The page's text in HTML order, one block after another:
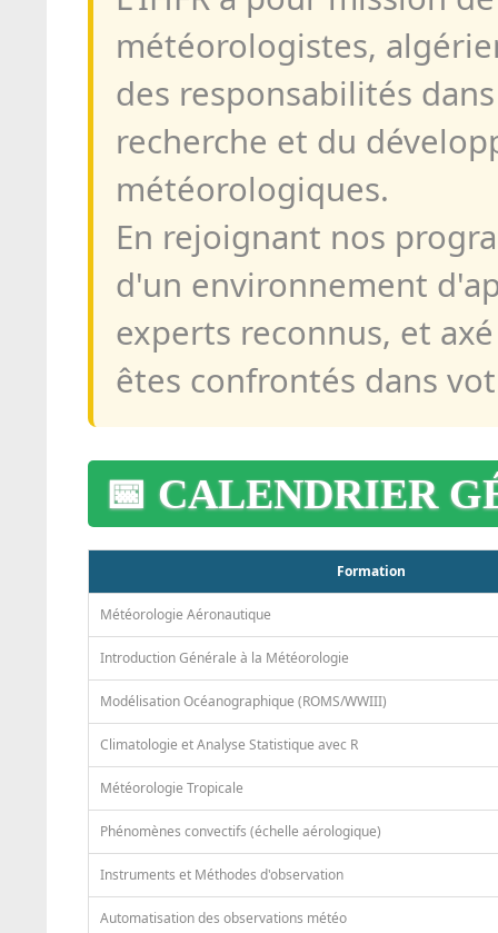
météorologistes,
des responsabilités
recherche et du
météorologiques.
En rejoignant nos
d'un environnement
experts reconnus, et
êtes confrontés dans
📅 CALENDRIER
Formation
Météorologie Aéronautique
Introduction Générale à la Météorologie
Modélisation Océanographique (ROMS/WWIII)
Climatologie et Analyse Statistique avec R
Météorologie Tropicale
Phénomènes convectifs (échelle aérologique)
Instruments et Méthodes d'observation
Automatisation des observations météo